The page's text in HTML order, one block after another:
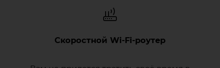
Скоростной Wi‑Fi‑роутер